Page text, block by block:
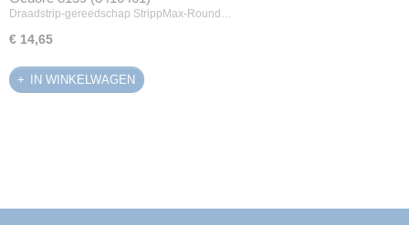
Draadstrip-gereedschap StrippMax-Round…
€ 14,65
IN WINKELWAGEN